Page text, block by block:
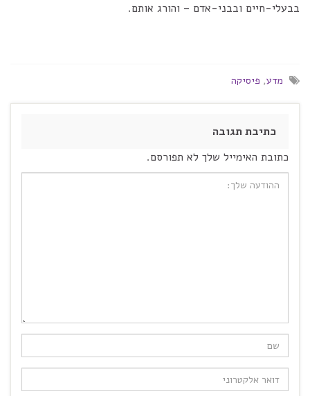
בבעלי-חיים ובבני-אדם – והורג אותם.
מדע, פיסיקה
כתיבת תגובה
כתובת האימייל שלך לא תפורסם.